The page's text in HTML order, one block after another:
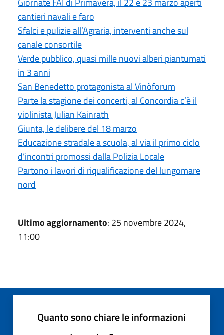
cantieri navali e faro
Sfalci e pulizie all’Agraria, interventi anche sul
canale consortile
Verde pubblico, quasi mille nuovi alberi piantumati
in 3 anni
San Benedetto protagonista al Vinòforum
Parte la stagione dei concerti, al Concordia c’è il
violinista Julian Kainrath
Giunta, le delibere del 18 marzo
Educazione stradale a scuola, al via il primo ciclo
d’incontri promossi dalla Polizia Locale
Partono i lavori di riqualificazione del lungomare
nord
Ultimo aggiornamento: 25 novembre 2024,
11:00
Quanto sono chiare le informazioni